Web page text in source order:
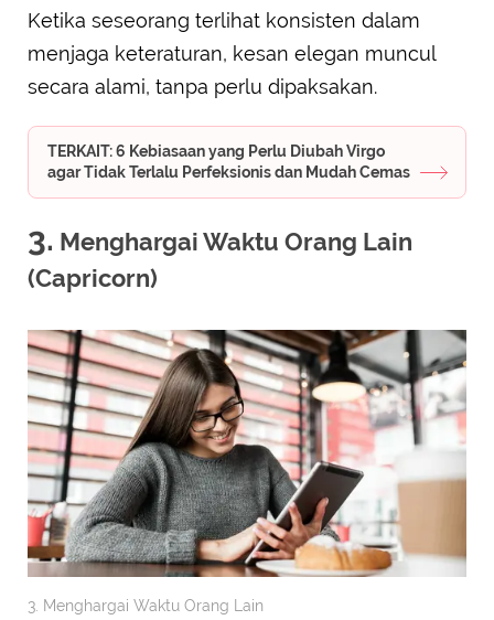
Ketika seseorang terlihat konsisten dalam
menjaga keteraturan, kesan elegan muncul
secara alami, tanpa perlu dipaksakan.
TERKAIT: 6 Kebiasaan yang Perlu Diubah Virgo
agar Tidak Terlalu Perfeksionis dan Mudah Cemas
3. Menghargai Waktu Orang Lain
(Capricorn)
3. Menghargai Waktu Orang Lain